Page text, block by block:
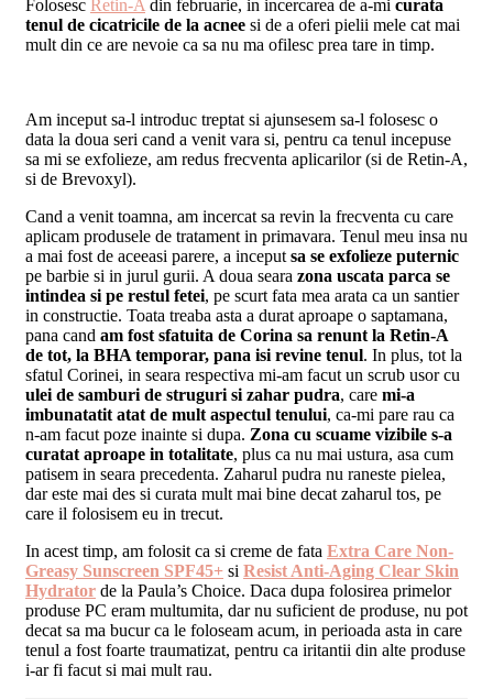
Folosesc Retin-A din februarie, in incercarea de a-mi curata
tenul de cicatricile de la acnee si de a oferi pielii mele cat mai
mult din ce are nevoie ca sa nu ma ofilesc prea tare in timp.
Am inceput sa-l introduc treptat si ajunsesem sa-l folosesc o
data la doua seri cand a venit vara si, pentru ca tenul incepuse
sa mi se exfolieze, am redus frecventa aplicarilor (si de Retin-A,
si de Brevoxyl).
Cand a venit toamna, am incercat sa revin la frecventa cu care
aplicam produsele de tratament in primavara. Tenul meu insa nu
a mai fost de aceeasi parere, a inceput sa se exfolieze puternic
pe barbie si in jurul gurii. A doua seara zona uscata parca se
intindea si pe restul fetei, pe scurt fata mea arata ca un santier
in constructie. Toata treaba asta a durat aproape o saptamana,
pana cand am fost sfatuita de Corina sa renunt la Retin-A
de tot, la BHA temporar, pana isi revine tenul. In plus, tot la
sfatul Corinei, in seara respectiva mi-am facut un scrub usor cu
ulei de samburi de struguri si zahar pudra, care mi-a
imbunatatit atat de mult aspectul tenului, ca-mi pare rau ca
n-am facut poze inainte si dupa. Zona cu scuame vizibile s-a
curatat aproape in totalitate, plus ca nu mai ustura, asa cum
patisem in seara precedenta. Zaharul pudra nu raneste pielea,
dar este mai des si curata mult mai bine decat zaharul tos, pe
care il folosisem eu in trecut.
In acest timp, am folosit ca si creme de fata Extra Care Non-
Greasy Sunscreen SPF45+ si Resist Anti-Aging Clear Skin
Hydrator de la Paula’s Choice. Daca dupa folosirea primelor
produse PC eram multumita, dar nu suficient de produse, nu pot
decat sa ma bucur ca le foloseam acum, in perioada asta in care
tenul a fost foarte traumatizat, pentru ca iritantii din alte produse
i-ar fi facut si mai mult rau.